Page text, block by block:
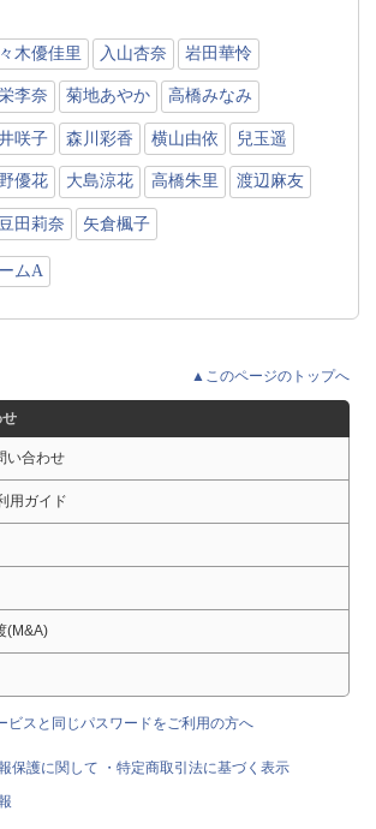
木優佳里 入山杏奈 岩田華怜
李奈 菊地あやか 高橋みなみ
咲子 森川彩香 横山由依 兒玉遥
優花 大島涼花 高橋朱里 渡辺麻友
田莉奈 矢倉楓子
ムA
▲このページのトップへ
せ
い合わせ
用ガイド
(M&A)
ビスと同じパスワードをご利用の方へ
保護に関して
・特定商取引法に基づく表示